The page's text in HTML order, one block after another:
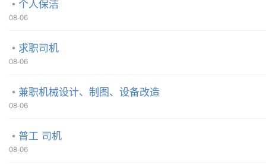
个人保洁
08-06
求职司机
08-06
兼职机械设计、制图、设备改造
08-06
普工 司机
08-06